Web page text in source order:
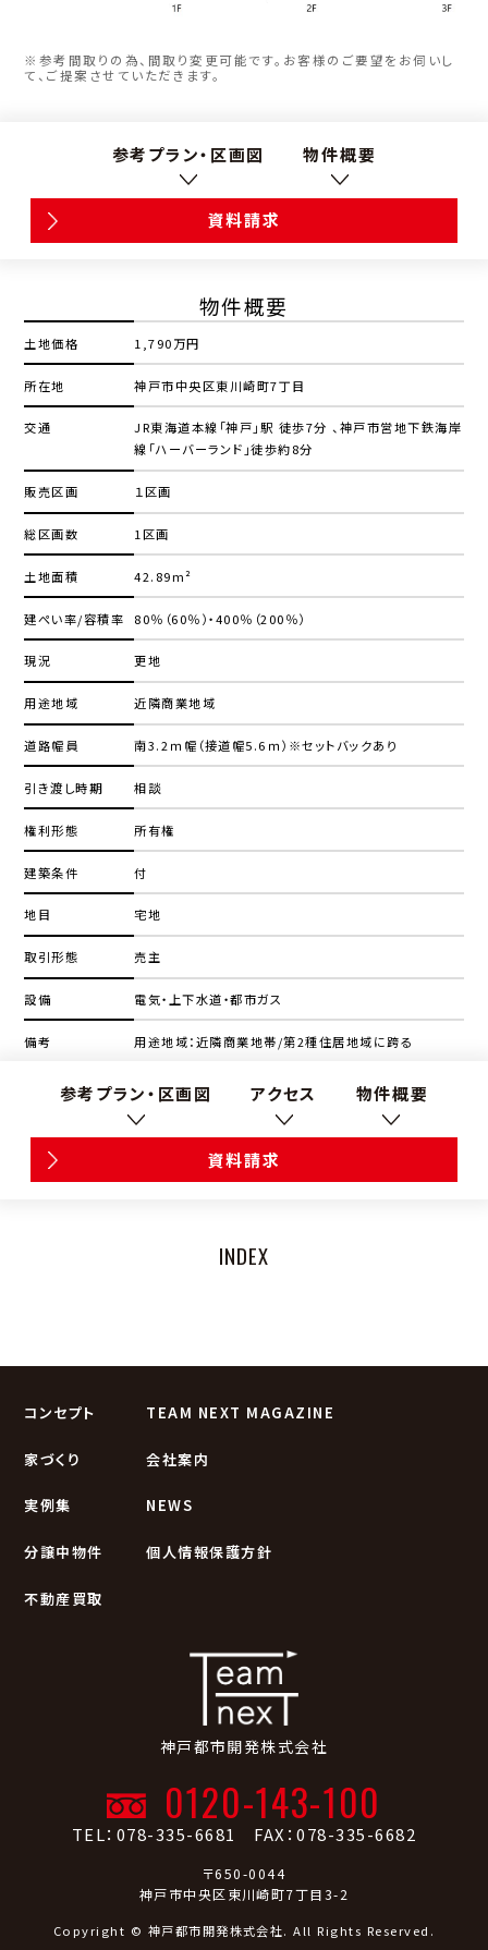
※参考間取りの為、間取り変更可能です。お客様のご要望をお伺いし
て、ご提案させていただきます。
参考プラン・区画図 物件概要
資料請求
物件概要
土地価格 1,790万円
所在地 神戸市中央区東川崎町7丁目
交通
JR東海道本線「神戸」駅 徒歩7分 、神戸市営地下鉄海岸
線「ハーバーランド」徒歩約8分
販売区画 １区画
総区画数 1区画
土地面積 42.89m²
建ぺい率/容積率 80％（60％）・400％（200％）
現況 更地
用途地域 近隣商業地域
道路幅員 南3.2ｍ幅（接道幅5.6ｍ）※セットバックあり
引き渡し時期 相談
権利形態 所有権
建築条件 付
地目 宅地
取引形態 売主
設備 電気・上下水道・都市ガス
備考 用途地域：近隣商業地帯/第2種住居地域に跨る
参考プラン・区画図 アクセス 物件概要
資料請求
INDEX
コンセプト
家づくり
実例集
分譲中物件
不動産買取
TEAM NEXT MAGAZINE
会社案内
NEWS
個人情報保護方針
神戸都市開発株式会社
0120-143-100
TEL：078-335-6681 FAX：078-335-6682
〒650-0044
神戸市中央区東川崎町7丁目3-2
Copyright © 神戸都市開発株式会社. All Rights Reserved.